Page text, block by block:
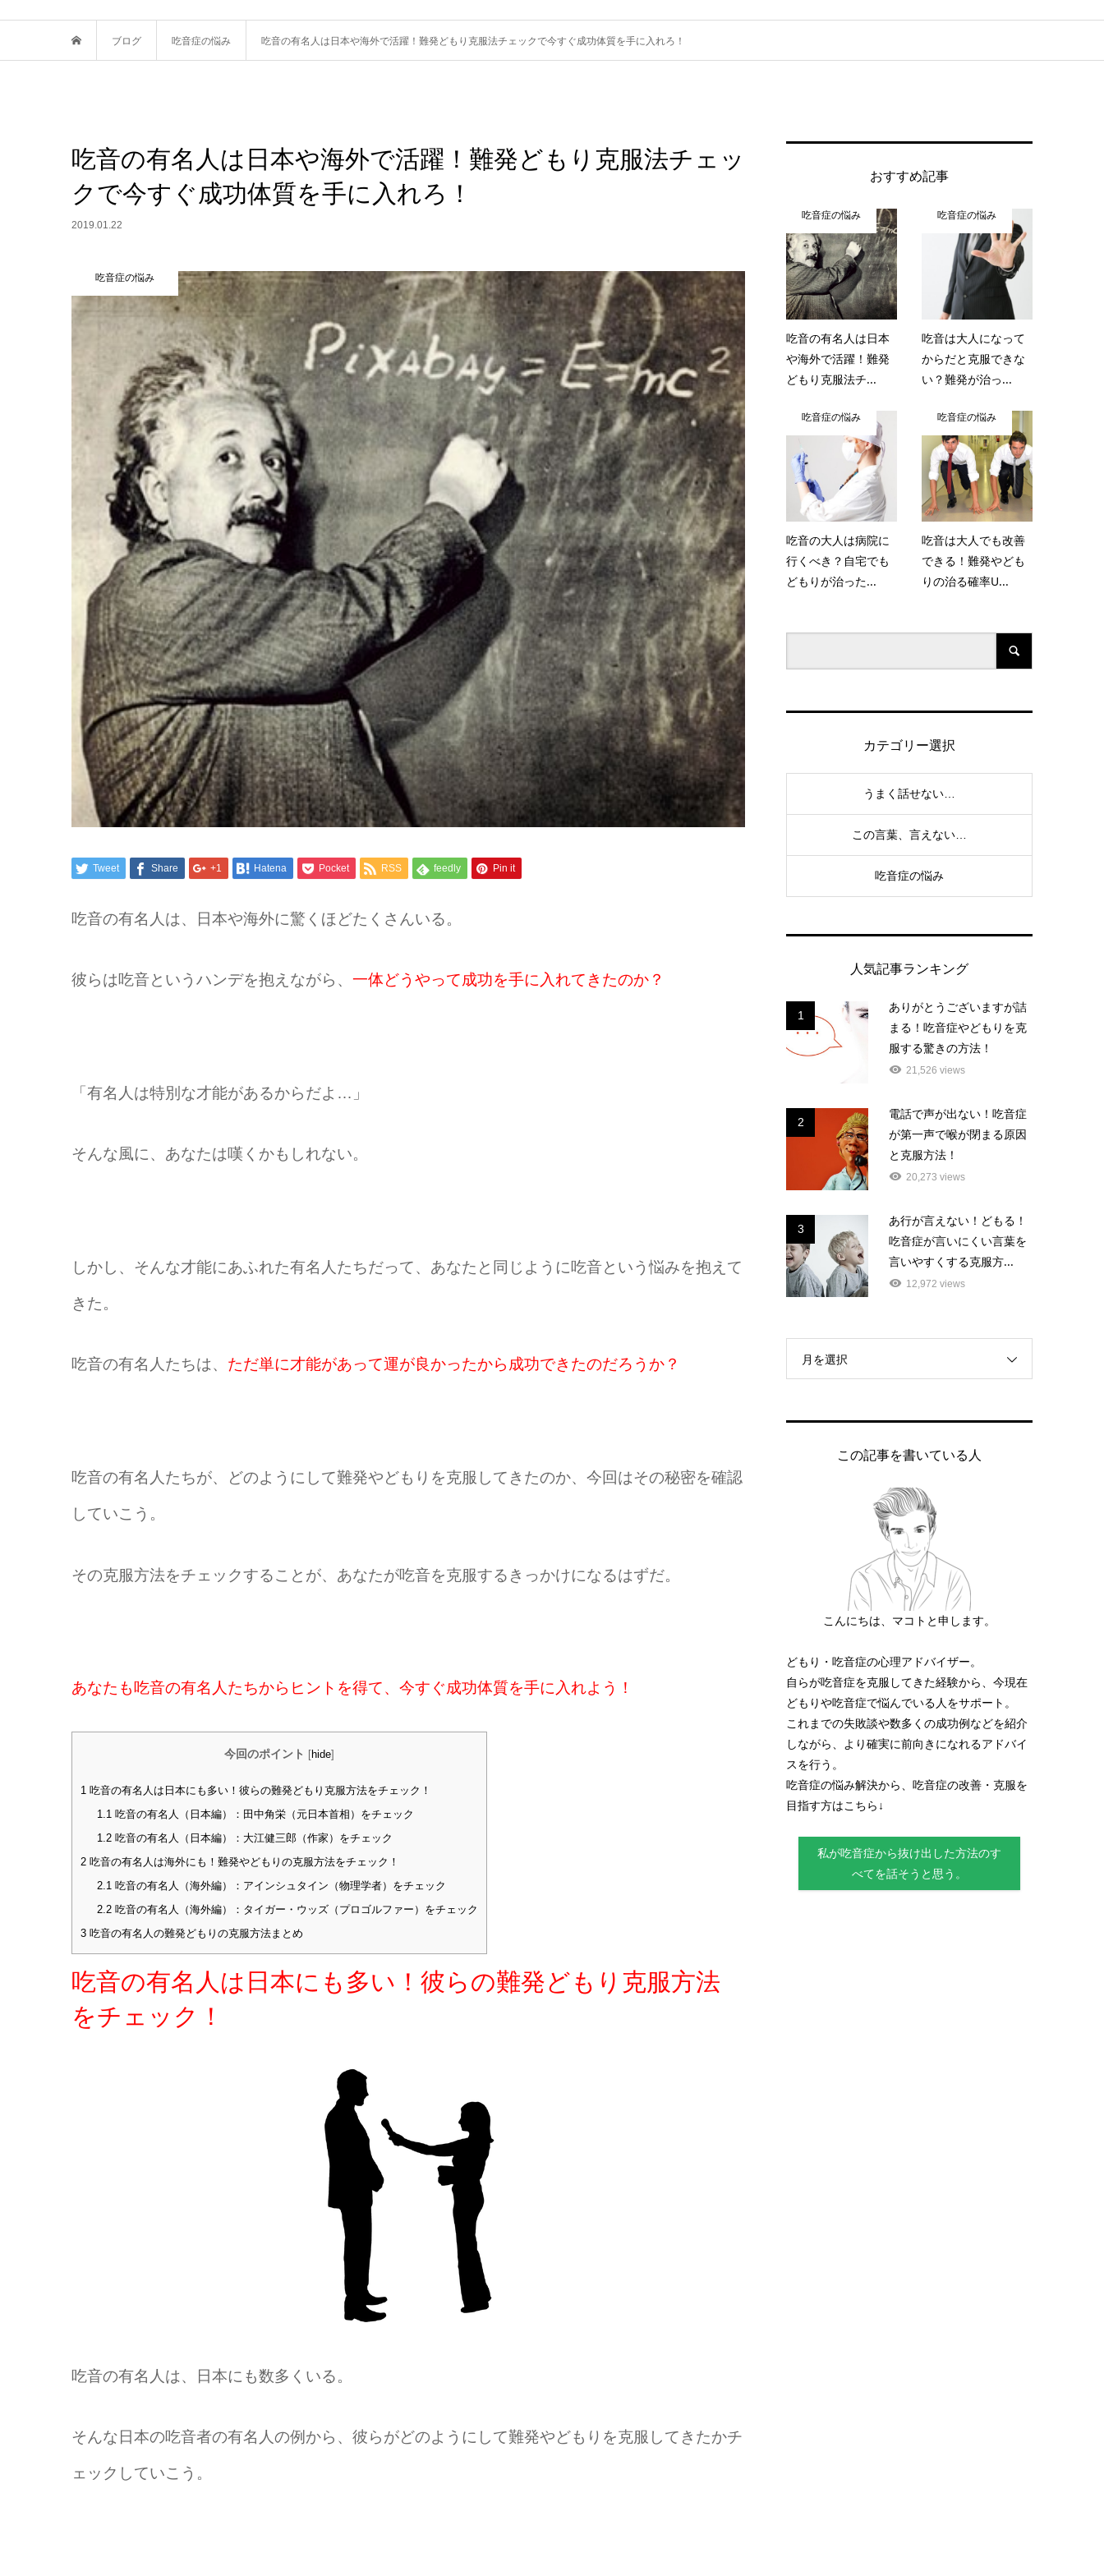
ブログ 吃音症の悩み 吃音の有名人は日本や海外で活躍！難発どもり克服法チェックで今すぐ成功体質を手に入れろ！
吃音の有名人は日本や海外で活躍！難発どもり克服法チェッ
クで今すぐ成功体質を手に入れろ！
2019.01.22
吃音症の悩み
Tweet Share +1 Hatena Pocket RSS feedly Pin it
吃音の有名人は、日本や海外に驚くほどたくさんいる。
彼らは吃音というハンデを抱えながら、 一体どうやって成功を手に入れてきたのか？
「有名人は特別な才能があるからだよ…」
そんな風に、あなたは嘆くかもしれない。
しかし、そんな才能にあふれた有名人たちだって、あなたと同じように吃音という悩みを抱えて
きた。
吃音の有名人たちは、 ただ単に才能があって運が良かったから成功できたのだろうか？
吃音の有名人たちが、どのようにして難発やどもりを克服してきたのか、今回はその秘密を確認
していこう。
その克服方法をチェックすることが、あなたが吃音を克服するきっかけになるはずだ。
あなたも吃音の有名人たちからヒントを得て、今すぐ成功体質を手に入れよう！
今回のポイント [hide]
1 吃音の有名人は日本にも多い！彼らの難発どもり克服方法をチェック！
1.1吃音の有名人（日本編）：田中角栄（元日本首相）をチェック
1.2吃音の有名人（日本編）：大江健三郎（作家）をチェック
2 吃音の有名人は海外にも！難発やどもりの克服方法をチェック！
2.1吃音の有名人（海外編）：アインシュタイン（物理学者）をチェック
2.2吃音の有名人（海外編）：タイガー・ウッズ（プロゴルファー）をチェック
3 吃音の有名人の難発どもりの克服方法まとめ
吃音の有名人は日本にも多い！彼らの難発どもり克服方法
をチェック！
吃音の有名人は、日本にも数多くいる。
そんな日本の吃音者の有名人の例から、彼らがどのようにして難発やどもりを克服してきたかチ
ェックしていこう。
おすすめ記事
吃音症の悩み
吃音の有名人は日本
や海外で活躍！難発
どもり克服法チ...
吃音症の悩み
吃音は大人になって
からだと克服できな
い？難発が治っ...
吃音症の悩み
吃音の大人は病院に
行くべき？自宅でも
どもりが治った...
吃音症の悩み
吃音は大人でも改善
できる！難発やども
りの治る確率U...
カテゴリー選択
うまく話せない…
この言葉、言えない…
吃音症の悩み
人気記事ランキング
1
ありがとうございますが詰
まる！吃音症やどもりを克
服する驚きの方法！
21,526 views
2
電話で声が出ない！吃音症
が第一声で喉が閉まる原因
と克服方法！
20,273 views
3
あ行が言えない！どもる！
吃音症が言いにくい言葉を
言いやすくする克服方...
12,972 views
月を選択
この記事を書いている人
こんにちは、マコトと申します。
どもり・吃音症の心理アドバイザー。
自らが吃音症を克服してきた経験から、今現在
どもりや吃音症で悩んでいる人をサポート。
これまでの失敗談や数多くの成功例などを紹介
しながら、より確実に前向きになれるアドバイ
スを行う。
吃音症の悩み解決から、吃音症の改善・克服を
目指す方はこちら↓
私が吃音症から抜け出した方法のす
べてを話そうと思う。